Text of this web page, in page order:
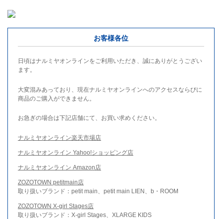
お客様各位
日頃はナルミヤオンラインをご利用いただき、誠にありがとうござい
ます。
大変混みあっており、現在ナルミヤオンラインへのアクセスならびに
商品のご購入ができません。
お急ぎの場合は下記店舗にて、お買い求めください。
ナルミヤオンライン楽天市場店
ナルミヤオンライン Yahoo!ショッピング店
ナルミヤオンライン Amazon店
ZOZOTOWN petitmain店
取り扱いブランド：petit main、petit main LIEN、b・ROOM
ZOZOTOWN X-girl Stages店
取り扱いブランド：X-girl Stages、XLARGE KIDS